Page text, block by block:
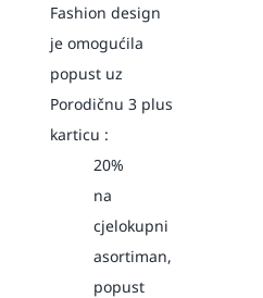
Fashion design
je omogućila
popust uz
Porodičnu 3 plus
karticu :
20%
na
cjelokupni
asortiman,
popust